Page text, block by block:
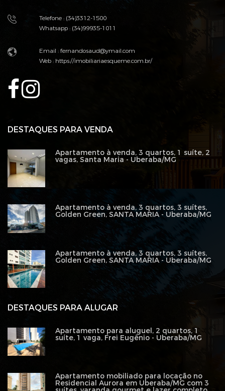
Telefone : (34)3312-1500
Whatsapp : (34)99935-1011
Email : fernandosaud@ymail.com
Web :https://imobiliariaesqueme.com.br/
DESTAQUES PARA ALUGAR
Apartamento para aluguel, 2 quartos, 1
suíte, 1 vaga, Frei Eugênio - Uberaba/MG
Apartamento mobiliado para locação no
Residencial Aurora em Uberaba/MG com 3
DESTAQUES PARA VENDA
Apartamento à venda, 3 quartos, 1 suíte, 2
vagas, Santa Maria - Uberaba/MG
Apartamento à venda, 3 quartos, 3 suítes,
Golden Green, SANTA MARIA - Uberaba/MG
Apartamento à venda, 3 quartos, 3 suítes,
Golden Green, SANTA MARIA - Uberaba/MG